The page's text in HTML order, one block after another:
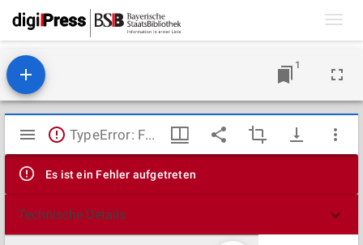
1
Mirador
Viewer
TypeError: Failed to fetch
Es ist ein Fehler aufgetreten
Technische Details